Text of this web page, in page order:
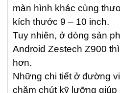
màn hình khác cùng
kích thước 9 – 10 inch.
Tuy nhiên, ở dòng sản
Android Zestech Z900
hơn.
Những chi tiết ở đường
chăm chút kỹ lưỡng giúp